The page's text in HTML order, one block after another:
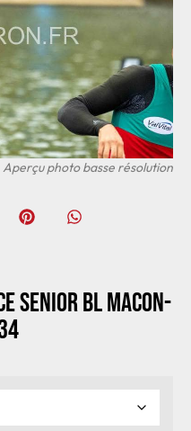
senior BL Macon-